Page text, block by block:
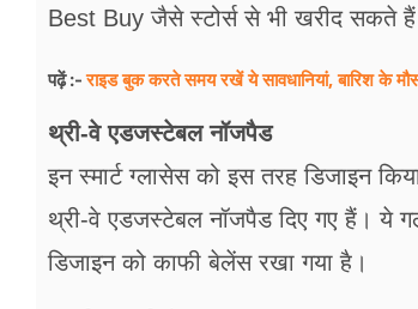
Best Buy जैसे स्टोर्स से भी खरीद सकते
पढ़ें :-राइड बुक करते समय रखें ये सावधानियां, बारिश के
थ्री-वे एडजस्टेबल नॉजपैड
इन स्मार्ट ग्लासेस को इस तरह डिजाइन
थ्री-वे एडजस्टेबल नॉजपैड दिए गए हैं। ये
डिजाइन को काफी बेलेंस रखा गया है।